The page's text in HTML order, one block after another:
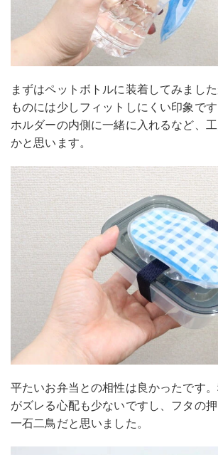
まずはペットボトルに装着してみまし
ものには少しフィットしにくい印象で
ホルダーの内側に一緒に入れるなど、
かと思います。
平たいお弁当との相性は良かったです
がズレる心配も少ないですし、フタの
一石二鳥だと思いました。